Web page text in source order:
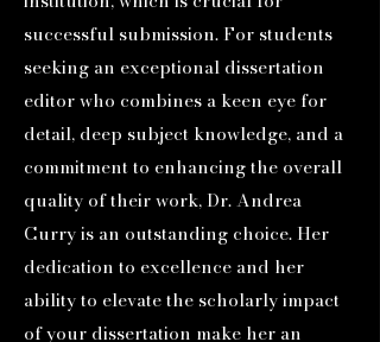
successful submission. For students
seeking an exceptional dissertation
editor who combines a keen eye for
detail, deep subject knowledge, and a
commitment to enhancing the overall
quality of their work, Dr. Andrea
Curry is an outstanding choice. Her
dedication to excellence and her
ability to elevate the scholarly impact
of your dissertation make her an